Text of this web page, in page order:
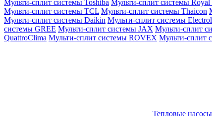
Мульти-сплит системы Toshiba Мульти-сплит системы Royal
Мульти-сплит системы TCL Мульти-сплит системы Thaicon
Мульти-сплит системы Daikin Мульти-сплит системы
системы GREE Мульти-сплит системы JAX Мульти-сплит
QuattroClima Мульти-сплит системы ROVEX Мульти-сплит
Тепловые насосы